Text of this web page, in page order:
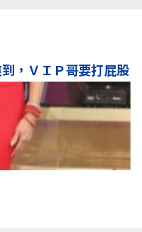
，ＶＩＰ哥要打屁股